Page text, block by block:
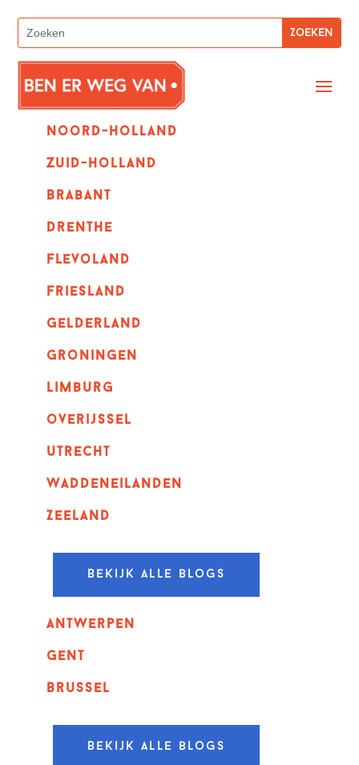
Noord-holland
zuid-holland
Brabant
Drenthe
Flevoland
Friesland
Gelderland
Groningen
Limburg
overijssel
utrecht
Waddeneilanden
Zeeland
Bekijk alle blogs
Antwerpen
GENT
Brussel
Bekijk alle blogs